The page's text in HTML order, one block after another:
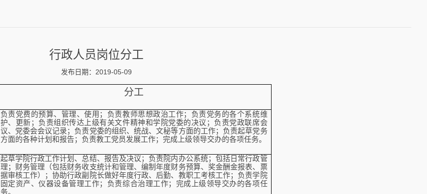
行政人员岗位分工
发布日期：2019-05-09
分工
负责党费的预算、管理、使用；负责教师思想政治工作；负责党务的各个系统维
护、更新；负责组织传达上级有关文件精神和学院党委的决议；负责党政联席会
议、党委会会议记录；负责党委的组织、统战、文秘等方面的工作；负责起草党务
方面的各种计划和报告；负责教工党员发展工作；完成上级领导交办的各项任务。
起草学院行政工作计划、总结、报告及决议；负责院内办公系统；包括日常行政管
理；财务管理（包括财务收支统计和管理、编制年度财务预算、奖金酬金报表、票
据审核工作）；协助行政副院长做好年度行政、后勤、教职工考核工作；负责学院
固定资产、仪器设备管理工作；负责综合治理工作；完成上级领导交办的各项任
务。